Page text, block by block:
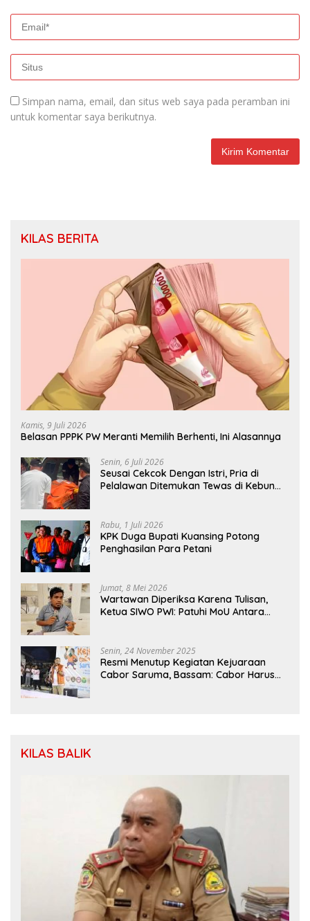
Simpan nama, email, dan situs web saya pada peramban ini
untuk komentar saya berikutnya.
KILAS BERITA
Kamis, 9 Juli 2026
Belasan PPPK PW Meranti Memilih Berhenti, Ini Alasannya
Senin, 6 Juli 2026
Seusai Cekcok Dengan Istri, Pria di
Pelalawan Ditemukan Tewas di Kebun
Rabu, 1 Juli 2026
KPK Duga Bupati Kuansing Potong
Penghasilan Para Petani
Jumat, 8 Mei 2026
Wartawan Diperiksa Karena Tulisan,
Ketua SIWO PWI: Patuhi MoU Antara
Senin, 24 November 2025
Resmi Menutup Kegiatan Kejuaraan
Cabor Saruma, Bassam: Cabor Harus
KILAS BALIK